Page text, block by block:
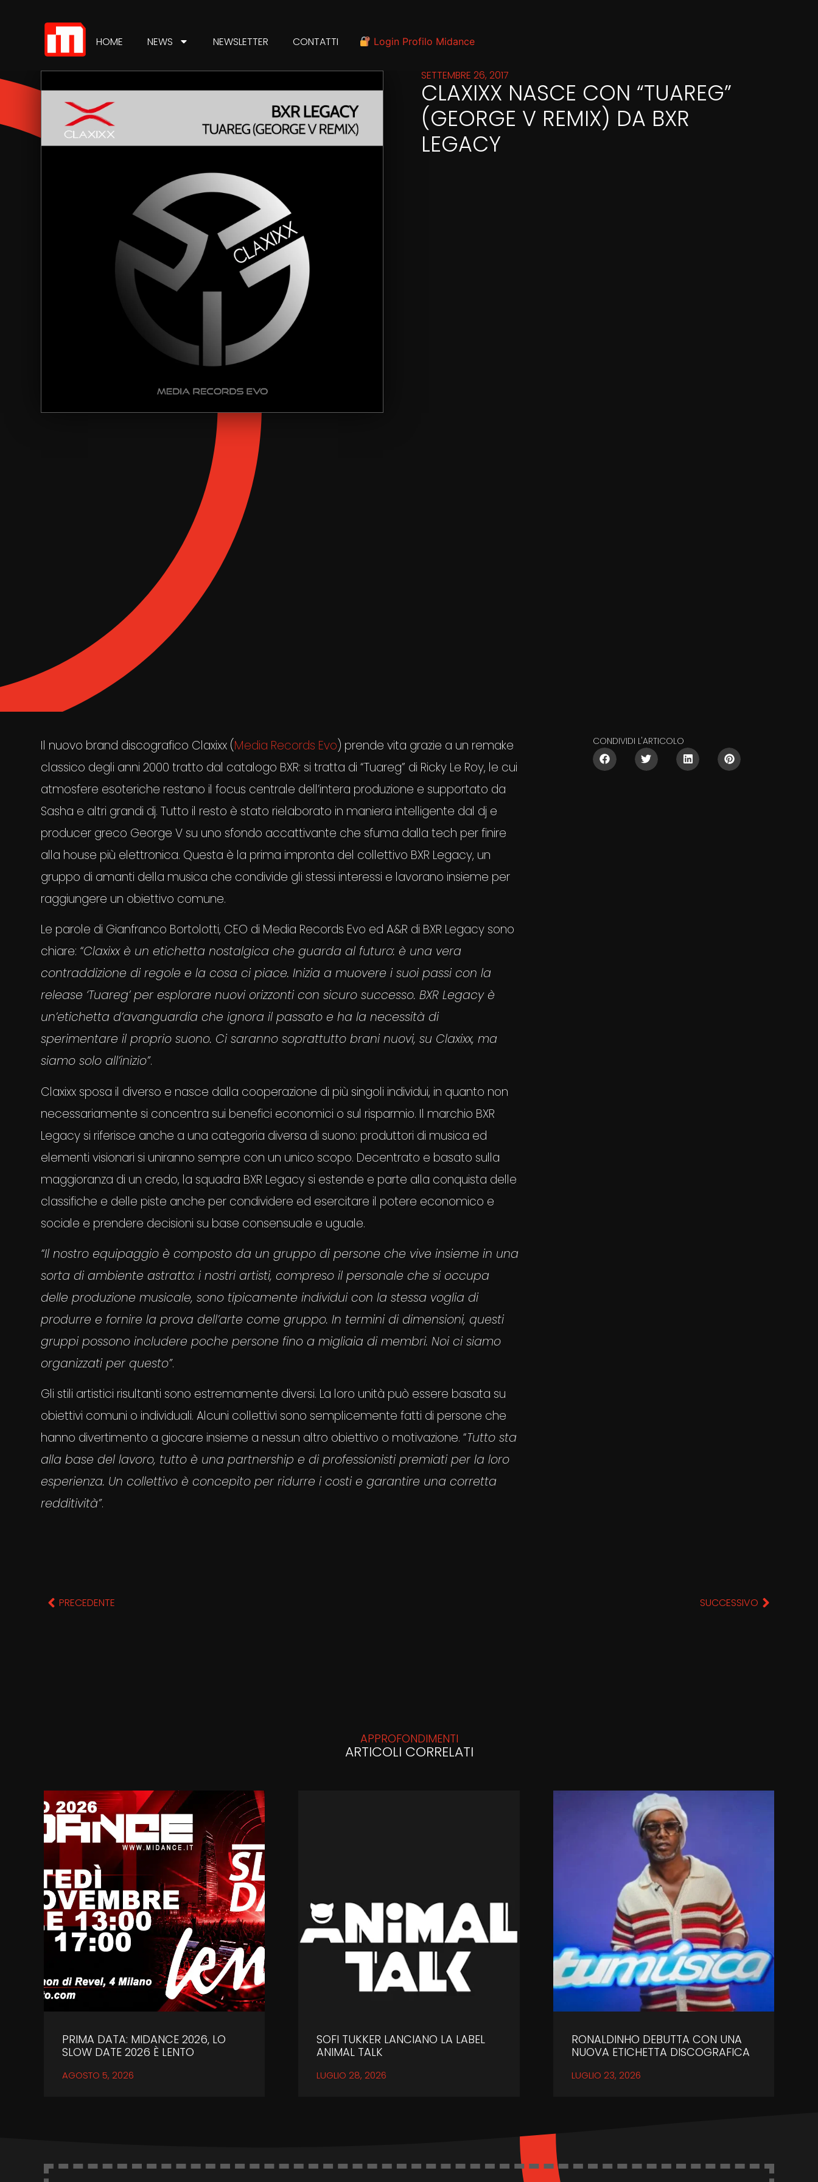
HOME NEWS NEWSLETTER CONTATTI Login Profilo Midance
SETTEMBRE 26, 2017
CLAXIXX NASCE CON “TUAREG”
(GEORGE V REMIX) DA BXR
LEGACY
Il nuovo brand discografico Claxixx (Media Records Evo) prende vita grazie a un remake
classico degli anni 2000 tratto dal catalogo BXR: si tratta di “Tuareg” di Ricky Le Roy, le cui
atmosfere esoteriche restano il focus centrale dell’intera produzione e supportato da
Sasha e altri grandi dj. Tutto il resto è stato rielaborato in maniera intelligente dal dj e
producer greco George V su uno sfondo accattivante che sfuma dalla tech per finire
alla house più elettronica. Questa è la prima impronta del collettivo BXR Legacy, un
gruppo di amanti della musica che condivide gli stessi interessi e lavorano insieme per
raggiungere un obiettivo comune.
Le parole di Gianfranco Bortolotti, CEO di Media Records Evo ed A&R di BXR Legacy sono
chiare: “Claxixx è un etichetta nostalgica che guarda al futuro: è una vera
contraddizione di regole e la cosa ci piace. Inizia a muovere i suoi passi con la
release ‘Tuareg’ per esplorare nuovi orizzonti con sicuro successo. BXR Legacy è
un’etichetta d’avanguardia che ignora il passato e ha la necessità di
sperimentare il proprio suono. Ci saranno soprattutto brani nuovi, su Claxixx, ma
siamo solo all’inizio”.
Claxixx sposa il diverso e nasce dalla cooperazione di più singoli individui, in quanto non
necessariamente si concentra sui benefici economici o sul risparmio. Il marchio BXR
Legacy si riferisce anche a una categoria diversa di suono: produttori di musica ed
elementi visionari si uniranno sempre con un unico scopo. Decentrato e basato sulla
maggioranza di un credo, la squadra BXR Legacy si estende e parte alla conquista delle
classifiche e delle piste anche per condividere ed esercitare il potere economico e
sociale e prendere decisioni su base consensuale e uguale.
“Il nostro equipaggio è composto da un gruppo di persone che vive insieme in una
sorta di ambiente astratto: i nostri artisti, compreso il personale che si occupa
delle produzione musicale, sono tipicamente individui con la stessa voglia di
produrre e fornire la prova dell’arte come gruppo. In termini di dimensioni, questi
gruppi possono includere poche persone fino a migliaia di membri. Noi ci siamo
organizzati per questo”.
Gli stili artistici risultanti sono estremamente diversi. La loro unità può essere basata su
obiettivi comuni o individuali. Alcuni collettivi sono semplicemente fatti di persone che
hanno divertimento a giocare insieme a nessun altro obiettivo o motivazione. “Tutto sta
alla base del lavoro, tutto è una partnership e di professionisti premiati per la loro
esperienza. Un collettivo è concepito per ridurre i costi e garantire una corretta
redditività”.
CONDIVIDI L'ARTICOLO
PRECEDENTE SUCCESSIVO
APPROFONDIMENTI
ARTICOLI CORRELATI
PRIMA DATA: MIDANCE 2026, LO
SLOW DATE 2026 È LENTO
AGOSTO 5, 2026
SOFI TUKKER LANCIANO LA LABEL
ANIMAL TALK
LUGLIO 28, 2026
RONALDINHO DEBUTTA CON UNA
NUOVA ETICHETTA DISCOGRAFICA
LUGLIO 23, 2026